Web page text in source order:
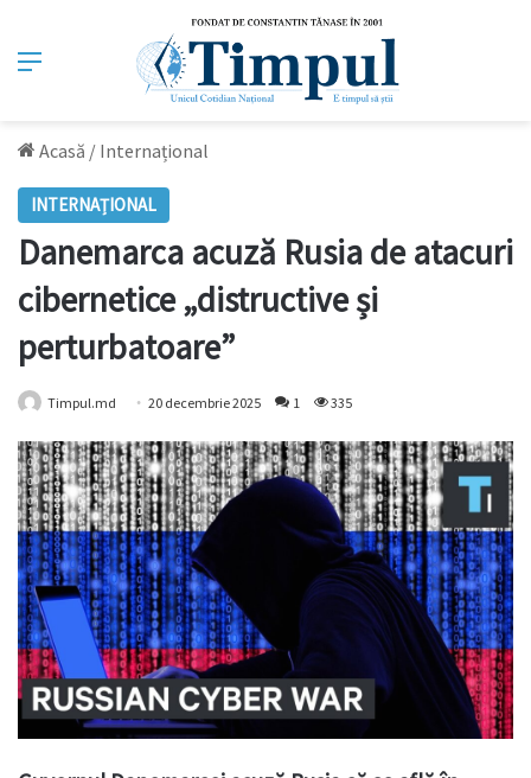
Meniu
Acasă / Internațional
INTERNAȚIONAL
Danemarca acuză Rusia de atacuri
cibernetice „distructive și
perturbatoare”
Timpul.md 20 decembrie 2025 1 335